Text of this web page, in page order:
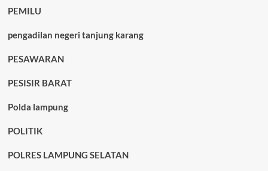
PEMILU
pengadilan negeri tanjung karang
PESAWARAN
PESISIR BARAT
Polda lampung
POLITIK
POLRES LAMPUNG SELATAN